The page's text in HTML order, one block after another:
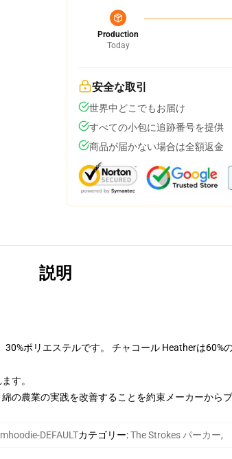
Production
Today
安全な取引
世界中どこでもお届け
すべての小包に追跡番号を提供
商品が届かない場合は全額返金
説明
ポリエステルです。 チャコール Heatherは60%
す。
の農業の実践を改善することを約束メーカーから
DEFAULTカテゴリー:The Strokes パーカー,